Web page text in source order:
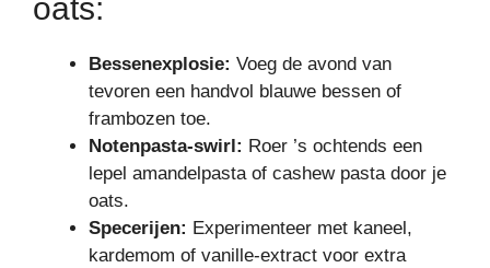
oats:
Bessenexplosie: Voeg de avond van
tevoren een handvol blauwe bessen of
frambozen toe.
Notenpasta-swirl: Roer ’s ochtends een
lepel amandelpasta of cashew pasta door je
oats.
Specerijen: Experimenteer met kaneel,
kardemom of vanille-extract voor extra